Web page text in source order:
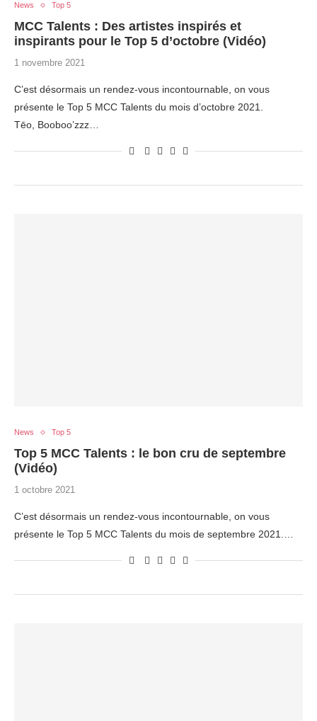
News Top 5
MCC Talents : Des artistes inspirés et
inspirants pour le Top 5 d’octobre (Vidéo)
1 novembre 2021
C’est désormais un rendez-vous incontournable, on vous
présente le Top 5 MCC Talents du mois d’octobre 2021.
Tēo, Booboo’zzz…
News Top 5
Top 5 MCC Talents : le bon cru de septembre
(Vidéo)
1 octobre 2021
C’est désormais un rendez-vous incontournable, on vous
présente le Top 5 MCC Talents du mois de septembre 2021.…